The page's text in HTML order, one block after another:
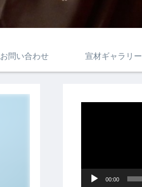
お問い合わせ 宣材ギャラリー
00:00